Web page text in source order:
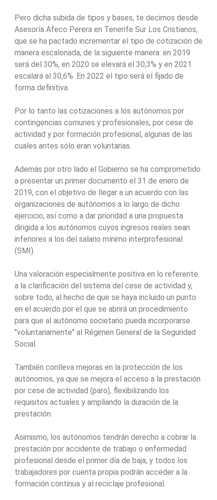
Pero dicha subida de tipos y bases, te decimos desde
Asesoría Afeco Perera en Tenerife Sur Los Cristianos,
que se ha pactado incrementar el tipo de cotización de
manera escalonada, de la siguiente manera: en 2019
será del 30%, en 2020 se elevará el 30,3% y en 2021
escalará al 30,6%. En 2022 el tipo será el fijado de
forma definitiva.
Por lo tanto las cotizaciones a los autónomos por
contingencias comunes y profesionales, por cese de
actividad y por formación profesional, algunas de las
cuales antes sólo eran voluntarias.
Además por otro lado el Gobierno se ha comprometido
a presentar un primer documento el 31 de enero de
2019, con el objetivo de llegar a un acuerdo con las
organizaciones de autónomos a lo largo de dicho
ejercicio, así como a dar prioridad a una propuesta
dirigida a los autónomos cuyos ingresos reales sean
inferiores a los del salario mínimo interprofesional
(SMI).
Una valoración especialmente positiva en lo referente
a la clarificación del sistema del cese de actividad y,
sobre todo, al hecho de que se haya incluido un punto
en el acuerdo por el que se abrirá un procedimiento
para que al autónomo societario pueda incorporarse
"voluntariamente" al Régimen General de la Seguridad
Social.
También conlleva mejoras en la protección de los
autónomos, ya que se mejora el acceso a la prestación
por cese de actividad (paro), flexibilizando los
requisitos actuales y ampliando la duración de la
prestación.
Asimismo, los autónomos tendrán derecho a cobrar la
prestación por accidente de trabajo o enfermedad
profesional desde el primer día de baja, y todos los
trabajadores por cuenta propia podrán acceder a la
formación continua y al reciclaje profesional.